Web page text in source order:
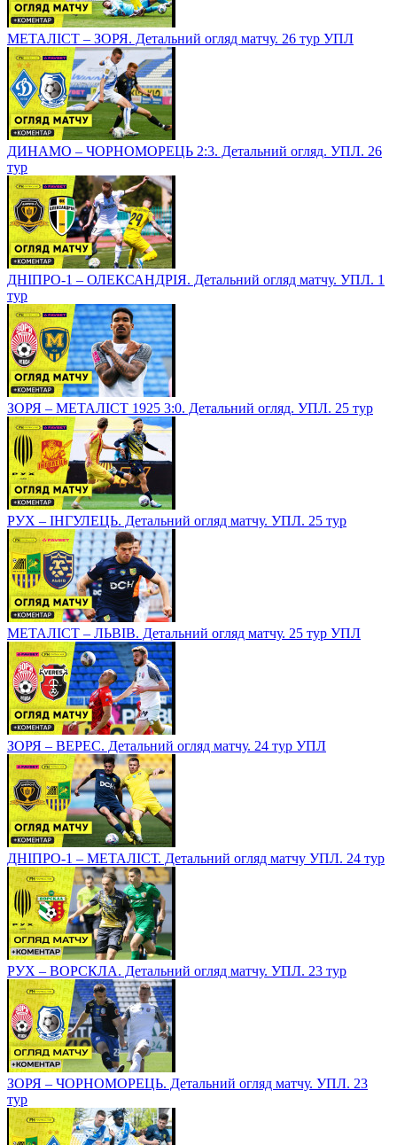
МЕТАЛІСТ – ЗОРЯ. Детальний огляд матчу. 26 тур УПЛ
ДИНАМО – ЧОРНОМОРЕЦЬ 2:3. Детальний огляд. УПЛ. 26
тур
ДНІПРО-1 – ОЛЕКСАНДРІЯ. Детальний огляд матчу. УПЛ. 1
тур
ЗОРЯ – МЕТАЛІСТ 1925 3:0. Детальний огляд. УПЛ. 25 тур
РУХ – ІНГУЛЕЦЬ. Детальний огляд матчу. УПЛ. 25 тур
МЕТАЛІСТ – ЛЬВІВ. Детальний огляд матчу. 25 тур УПЛ
ЗОРЯ – ВЕРЕС. Детальний огляд матчу. 24 тур УПЛ
ДНІПРО-1 – МЕТАЛІСТ. Детальний огляд матчу УПЛ. 24 тур
РУХ – ВОРСКЛА. Детальний огляд матчу. УПЛ. 23 тур
ЗОРЯ – ЧОРНОМОРЕЦЬ. Детальний огляд матчу. УПЛ. 23
тур